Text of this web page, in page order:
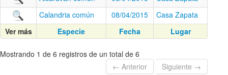
Calandria común
08/04/2015
Casa Zapata
Ver más
Especie Fecha Lugar
Mostrando 1 de 6 registros de un total de 6
← Anterior
Siguiente →